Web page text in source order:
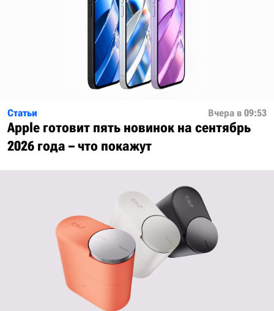
Статьи Вчера в 09:53
Apple готовит пять новинок на сентябрь
2026 года – что покажут